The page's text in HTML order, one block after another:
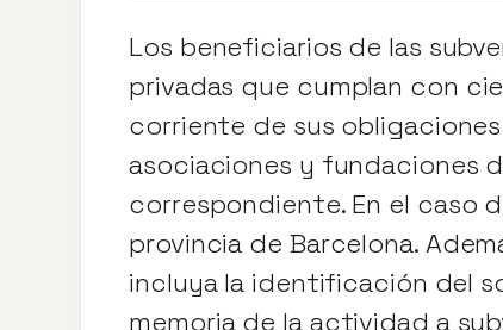
Los beneficiarios de las
privadas que cumplan con
corriente de sus
asociaciones y fundaciones
correspondiente. En el caso
provincia de Barcelona.
incluya la identificación del
memoria de la actividad a